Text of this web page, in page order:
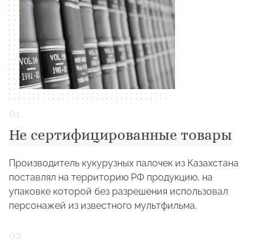
Не сертифицированные товары
Производитель кукурузных палочек из Казахстана
поставлял на территорию РФ продукцию, на
упаковке которой без разрешения использовал
персонажей из известного мультфильма.